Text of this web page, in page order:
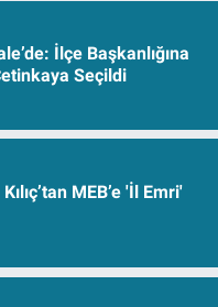
İlçe Başkanlığına
Seçildi
MEB’e 'İl Emri'